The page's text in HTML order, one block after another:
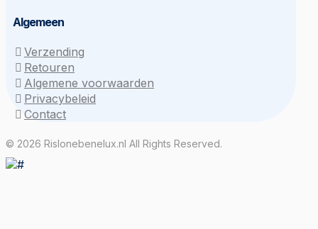
Algemeen
Verzending
Retouren
Algemene voorwaarden
Privacybeleid
Contact
© 2026 Rislonebenelux.nl All Rights Reserved.